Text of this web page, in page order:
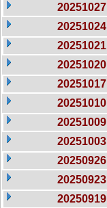
20251027
20251024
20251021
20251020
20251017
20251010
20251009
20251003
20250926
20250923
20250919